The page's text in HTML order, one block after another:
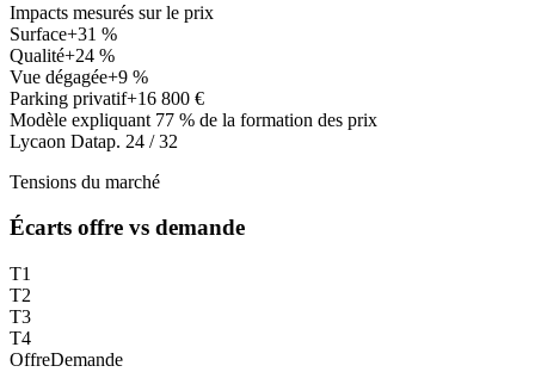
Impacts mesurés sur le prix
Surface+31 %
Qualité+24 %
Vue dégagée+9 %
Parking privatif+16 800 €
Modèle expliquant 77 % de la formation des prix
Lycaon Datap. 24 / 32
Tensions du marché
Écarts offre vs demande
T1
T2
T3
T4
OffreDemande